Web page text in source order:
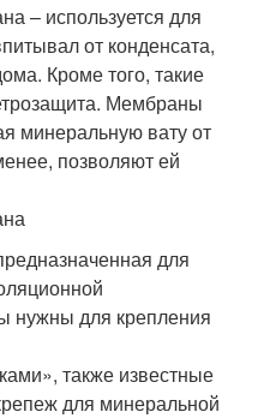
– используется для
от конденсата,
Кроме того, такие
Мембраны
минеральную вату от
позволяют ей
для
нужны для крепления
также известные
для минеральной